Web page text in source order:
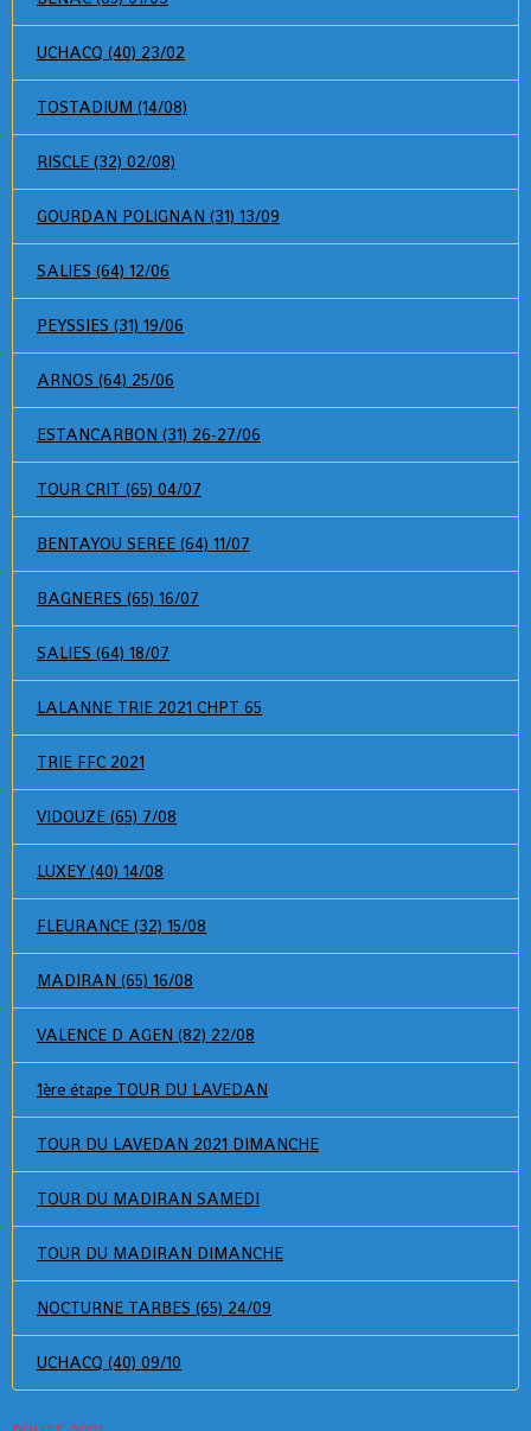
UCHACQ (40) 23/02
TOSTADIUM (14/08)
RISCLE (32) 02/08)
GOURDAN POLIGNAN (31) 13/09
SALIES (64) 12/06
PEYSSIES (31) 19/06
ARNOS (64) 25/06
ESTANCARBON (31) 26-27/06
TOUR CRIT (65) 04/07
BENTAYOU SEREE (64) 11/07
BAGNERES (65) 16/07
SALIES (64) 18/07
LALANNE TRIE 2021 CHPT 65
TRIE FFC 2021
VIDOUZE (65) 7/08
LUXEY (40) 14/08
FLEURANCE (32) 15/08
MADIRAN (65) 16/08
VALENCE D AGEN (82) 22/08
1ère étape TOUR DU LAVEDAN
TOUR DU LAVEDAN 2021 DIMANCHE
TOUR DU MADIRAN SAMEDI
TOUR DU MADIRAN DIMANCHE
NOCTURNE TARBES (65) 24/09
UCHACQ (40) 09/10